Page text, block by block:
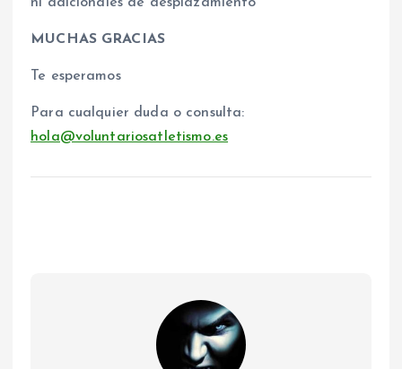
MUCHAS GRACIAS
Te esperamos
Para cualquier duda o consulta:
hola@voluntariosatletismo.es